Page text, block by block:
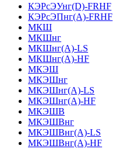
КЭРсЭУнг(D)-FRHF
КЭРсЭПнг(А)-FRHF
МКШ
МКШнг
МКШнг(А)-LS
МКШнг(А)-HF
МКЭШ
МКЭШнг
МКЭШнг(А)-LS
МКЭШнг(А)-HF
МКЭШВ
МКЭШВнг
МКЭШВнг(А)-LS
МКЭШВнг(А)-HF